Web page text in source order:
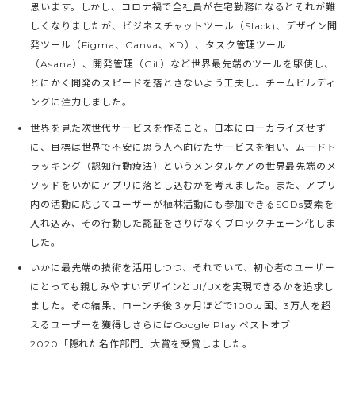
思います。しかし、コロナ禍で全社員が在宅勤務になるとそれが難
しくなりましたが、ビジネスチャットツール（Slack)、デザイン開
発ツール（Figma、Canva、XD）、タスク管理ツール
（Asana）、開発管理（Git）など世界最先端のツールを駆使し、
とにかく開発のスピードを落とさないよう工夫し、チームビルディ
ングに注力しました。
世界を見た次世代サービスを作ること。日本にローカライズせず
に、目標は世界で不安に思う人へ向けたサービスを狙い、ムードト
ラッキング（認知行動療法）というメンタルケアの世界最先端のメ
ソッドをいかにアプリに落とし込むかを考えました。また、アプリ
内の活動に応じてユーザーが植林活動にも参加できるSGDs要素を
入れ込み、その行動した認証をさりげなくブロックチェーン化しま
した。
いかに最先端の技術を活用しつつ、それでいて、初心者のユーザー
にとっても親しみやすいデザインとUI/UXを実現できるかを追求し
ました。その結果、ローンチ後３ヶ月ほどで100カ国、3万人を超
えるユーザーを獲得しさらにはGoogle Play ベストオブ
2020「隠れた名作部門」大賞を受賞しました。